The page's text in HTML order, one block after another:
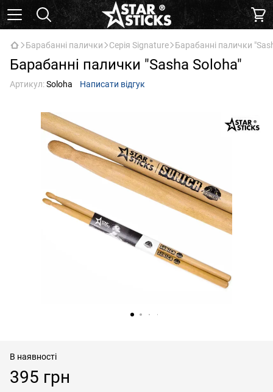
Барабанні палички Серія Signature Барабанні палички
Барабанні палички "Sasha Soloha"
Артикул:Soloha Написати відгук
В наявності
395 грн